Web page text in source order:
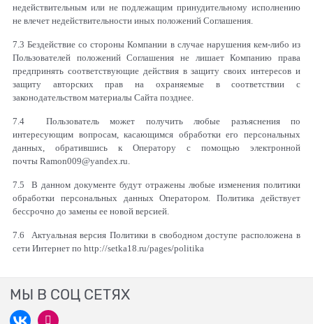
недействительным или не подлежащим принудительному исполнению
не влечет недействительности иных положений Соглашения.
7.3 Бездействие со стороны Компании в случае нарушения кем-либо из
Пользователей положений Соглашения не лишает Компанию права
предпринять соответствующие действия в защиту своих интересов и
защиту авторских прав на охраняемые в соответствии с
законодательством материалы Сайта позднее.
7.4 Пользователь может получить любые разъяснения по
интересующим вопросам, касающимся обработки его персональных
данных, обратившись к Оператору с помощью электронной
почты Ramon009@yandex ru
7.5 В данном документе будут отражены любые изменения политики
обработки персональных данных Оператором. Политика действует
бессрочно до замены ее новой версией.
7.6 Актуальная версия Политики в свободном доступе расположена в
сети Интернет по http://setka18.ru/pages/politika
МЫ В СОЦ СЕТЯХ